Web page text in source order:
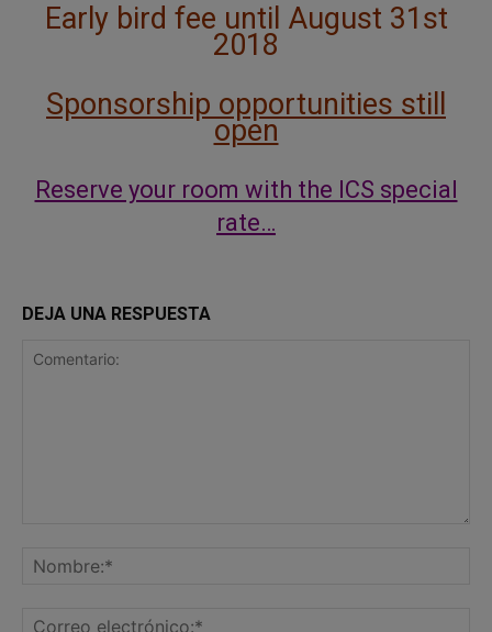
Early bird fee until August 31st
2018
Sponsorship opportunities still
open
Reserve your room with the ICS special
rate…
DEJA UNA RESPUESTA